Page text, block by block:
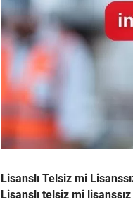
Lisanslı Telsiz mi
Lisanslı telsiz mi